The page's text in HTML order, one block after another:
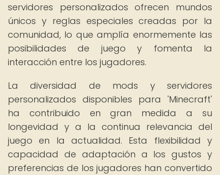
servidores personalizados ofrecen mundos
únicos y reglas especiales creadas por la
comunidad, lo que amplía enormemente las
posibilidades de juego y fomenta la
interacción entre los jugadores.
La diversidad de mods y servidores
personalizados disponibles para 'Minecraft'
ha contribuido en gran medida a su
longevidad y a la continua relevancia del
juego en la actualidad. Esta flexibilidad y
capacidad de adaptación a los gustos y
preferencias de los jugadores han convertido